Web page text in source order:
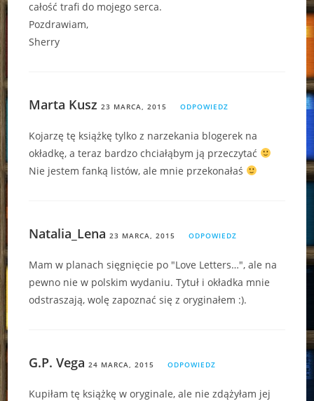
całość trafi do mojego serca.
Pozdrawiam,
Sherry
Marta Kusz 23 MARCA, 2015 ODPOWIEDZ
Kojarzę tę książkę tylko z narzekania blogerek na
okładkę, a teraz bardzo chciałąbym ją przeczytać
Nie jestem fanką listów, ale mnie przekonałaś
Natalia_Lena 23 MARCA, 2015 ODPOWIEDZ
Mam w planach sięgnięcie po "Love Letters…", ale na
pewno nie w polskim wydaniu. Tytuł i okładka mnie
odstraszają, wolę zapoznać się z oryginałem :).
G.P. Vega 24 MARCA, 2015 ODPOWIEDZ
Kupiłam tę książkę w oryginale, ale nie zdążyłam jej